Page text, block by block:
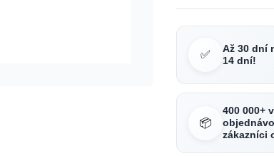
✅
Až 30 dní
14 dní!
📦
400 000+
zákazníci